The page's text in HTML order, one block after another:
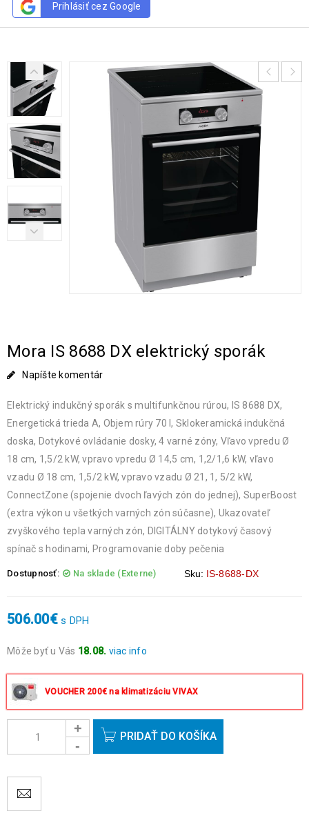
Prihlásiť cez Google
Mora IS 8688 DX elektrický sporák
Napíšte komentár
Elektrický indukčný sporák s multifunkčnou rúrou, IS 8688 DX,
Energetická trieda A, Objem rúry 70 l, Sklokeramická indukčná
doska, Dotykové ovládanie dosky, 4 varné zóny, Vľavo vpredu Ø
18 cm, 1,5/2 kW, vpravo vpredu Ø 14,5 cm, 1,2/1,6 kW, vľavo
vzadu Ø 18 cm, 1,5/2 kW, vpravo vzadu Ø 21, 1, 5/2 kW,
ConnectZone (spojenie dvoch ľavých zón do jednej), SuperBoost
(extra výkon u všetkých varných zón súčasne), Ukazovateľ
zvyškového tepla varných zón, DIGITÁLNY dotykový časový
spínač s hodinami, Programovanie doby pečenia
Dostupnosť: Na sklade (Externe) Sku: IS-8688-DX
506.00€ s DPH
Môže byť u Vás 18.08. viac info
okrem víkendov a sviatkov.
VOUCHER 200€ na klimatizáciu VIVAX
PRIDAŤ DO KOŠÍKA